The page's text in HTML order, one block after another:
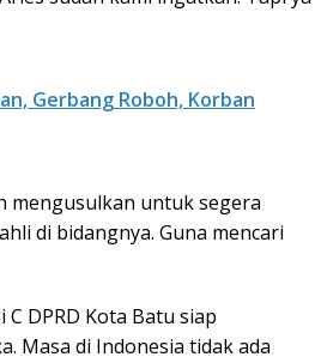
Gerbang Roboh, Korban
mengusulkan untuk segera
di bidangnya. Guna mencari
DPRD Kota Batu siap
Masa di Indonesia tidak ada